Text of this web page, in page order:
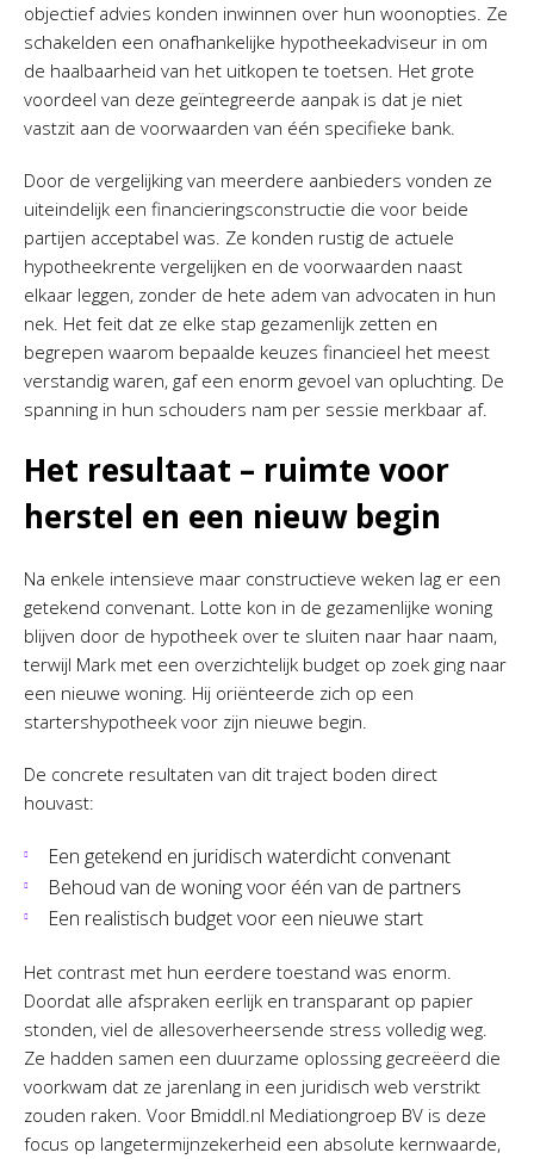
objectief advies konden inwinnen over hun woonopties. Ze
schakelden een onafhankelijke hypotheekadviseur in om
de haalbaarheid van het uitkopen te toetsen. Het grote
voordeel van deze geïntegreerde aanpak is dat je niet
vastzit aan de voorwaarden van één specifieke bank.
Door de vergelijking van meerdere aanbieders vonden ze
uiteindelijk een financieringsconstructie die voor beide
partijen acceptabel was. Ze konden rustig de actuele
hypotheekrente vergelijken en de voorwaarden naast
elkaar leggen, zonder de hete adem van advocaten in hun
nek. Het feit dat ze elke stap gezamenlijk zetten en
begrepen waarom bepaalde keuzes financieel het meest
verstandig waren, gaf een enorm gevoel van opluchting. De
spanning in hun schouders nam per sessie merkbaar af.
Het resultaat – ruimte voor
herstel en een nieuw begin
Na enkele intensieve maar constructieve weken lag er een
getekend convenant. Lotte kon in de gezamenlijke woning
blijven door de hypotheek over te sluiten naar haar naam,
terwijl Mark met een overzichtelijk budget op zoek ging naar
een nieuwe woning. Hij oriënteerde zich op een
startershypotheek voor zijn nieuwe begin.
De concrete resultaten van dit traject boden direct
houvast:
Een getekend en juridisch waterdicht convenant
Behoud van de woning voor één van de partners
Een realistisch budget voor een nieuwe start
Het contrast met hun eerdere toestand was enorm.
Doordat alle afspraken eerlijk en transparant op papier
stonden, viel de allesoverheersende stress volledig weg.
Ze hadden samen een duurzame oplossing gecreëerd die
voorkwam dat ze jarenlang in een juridisch web verstrikt
zouden raken. Voor Bmiddl.nl Mediationgroep BV is deze
focus op langetermijnzekerheid een absolute kernwaarde,